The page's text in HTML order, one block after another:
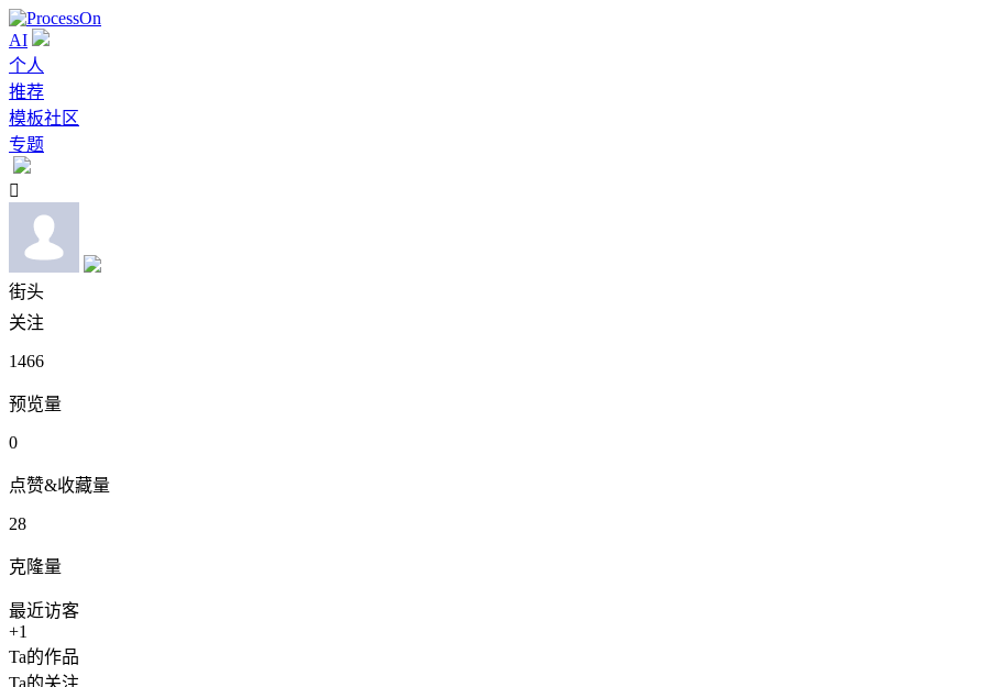
AI
个人
推荐
模板社区
专题

街头
关注
1466
预览量
0
点赞&收藏量
28
克隆量
最近访客
+1
Ta的作品
Ta的关注